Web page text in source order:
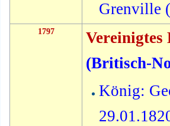
Grenville
1797
(Britisch-
König: